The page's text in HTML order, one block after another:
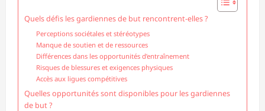
Quels défis les gardiennes de but rencontrent-elles ?
Perceptions sociétales et stéréotypes
Manque de soutien et de ressources
Différences dans les opportunités d’entraînement
Risques de blessures et exigences physiques
Accès aux ligues compétitives
Quelles opportunités sont disponibles pour les gardiennes
de but ?